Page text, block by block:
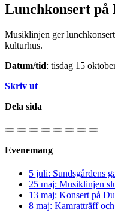
Lunchkonsert på
Musiklinjen ger
kulturhus.
Datum/tid: tisdag 15
Skriv ut
Dela sida
Evenemang
5 juli: Sundsgårdens
25 maj: Musiklinjen
13 maj: Konsert på
8 maj: Kamratträff